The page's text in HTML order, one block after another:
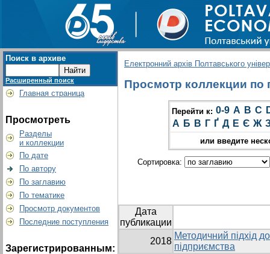
Поиск в архиве
Расширенный поиск
Главная страница
Просмотреть
Разделы
и коллекции
По дате
По автору
По заглавию
По тематике
Просмотр документов
Последние поступления
Зарегистрированным:
Електронний архів Полтавського
Просмотр коллекции по
Перейти к: 0-9 A B C
А Б В Г Ґ Д Е Є Ж
или введите
Сортировка:
Дата
публикации
2018
Методичний підхід
підприємства